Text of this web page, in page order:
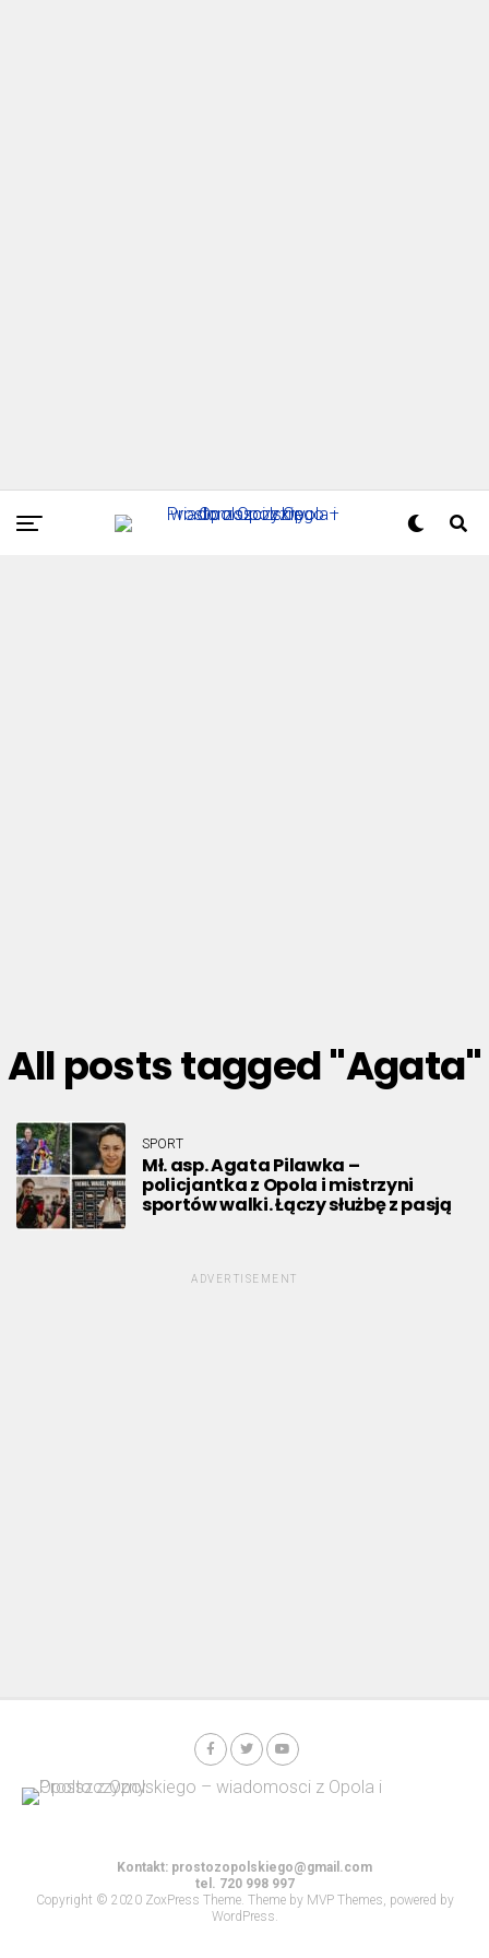
All posts tagged "Agata"
SPORT
Mł. asp. Agata Pilawka –
policjantka z Opola i mistrzyni
sportów walki. Łączy służbę z pasją
ADVERTISEMENT
Kontakt: prostozopolskiego@gmail.com
tel. 720 998 997
Copyright © 2020 ZoxPress Theme. Theme by MVP Themes, powered by
WordPress.